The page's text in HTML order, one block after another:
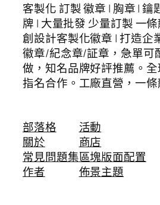
客製化 訂製 徽章 | 胸章 | 鑰
牌 | 大量批發 少量訂製 一
創設計客製化徽章 | 打造企
徽章/紀念章/証章，急單可
做，知名品牌好評推薦。
指名合作。工廠直營，一條
部落格
關於
常見問題集
作者
活動
商店
區塊版面配置
佈景主題